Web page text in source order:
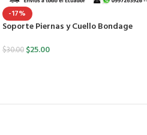
-17%
Soporte Piernas y Cuello Bondage
$30.00 $25.00